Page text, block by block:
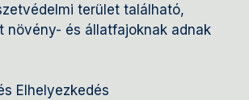
terület található,
növény- és állatfajoknak adnak
Elhelyezkedés